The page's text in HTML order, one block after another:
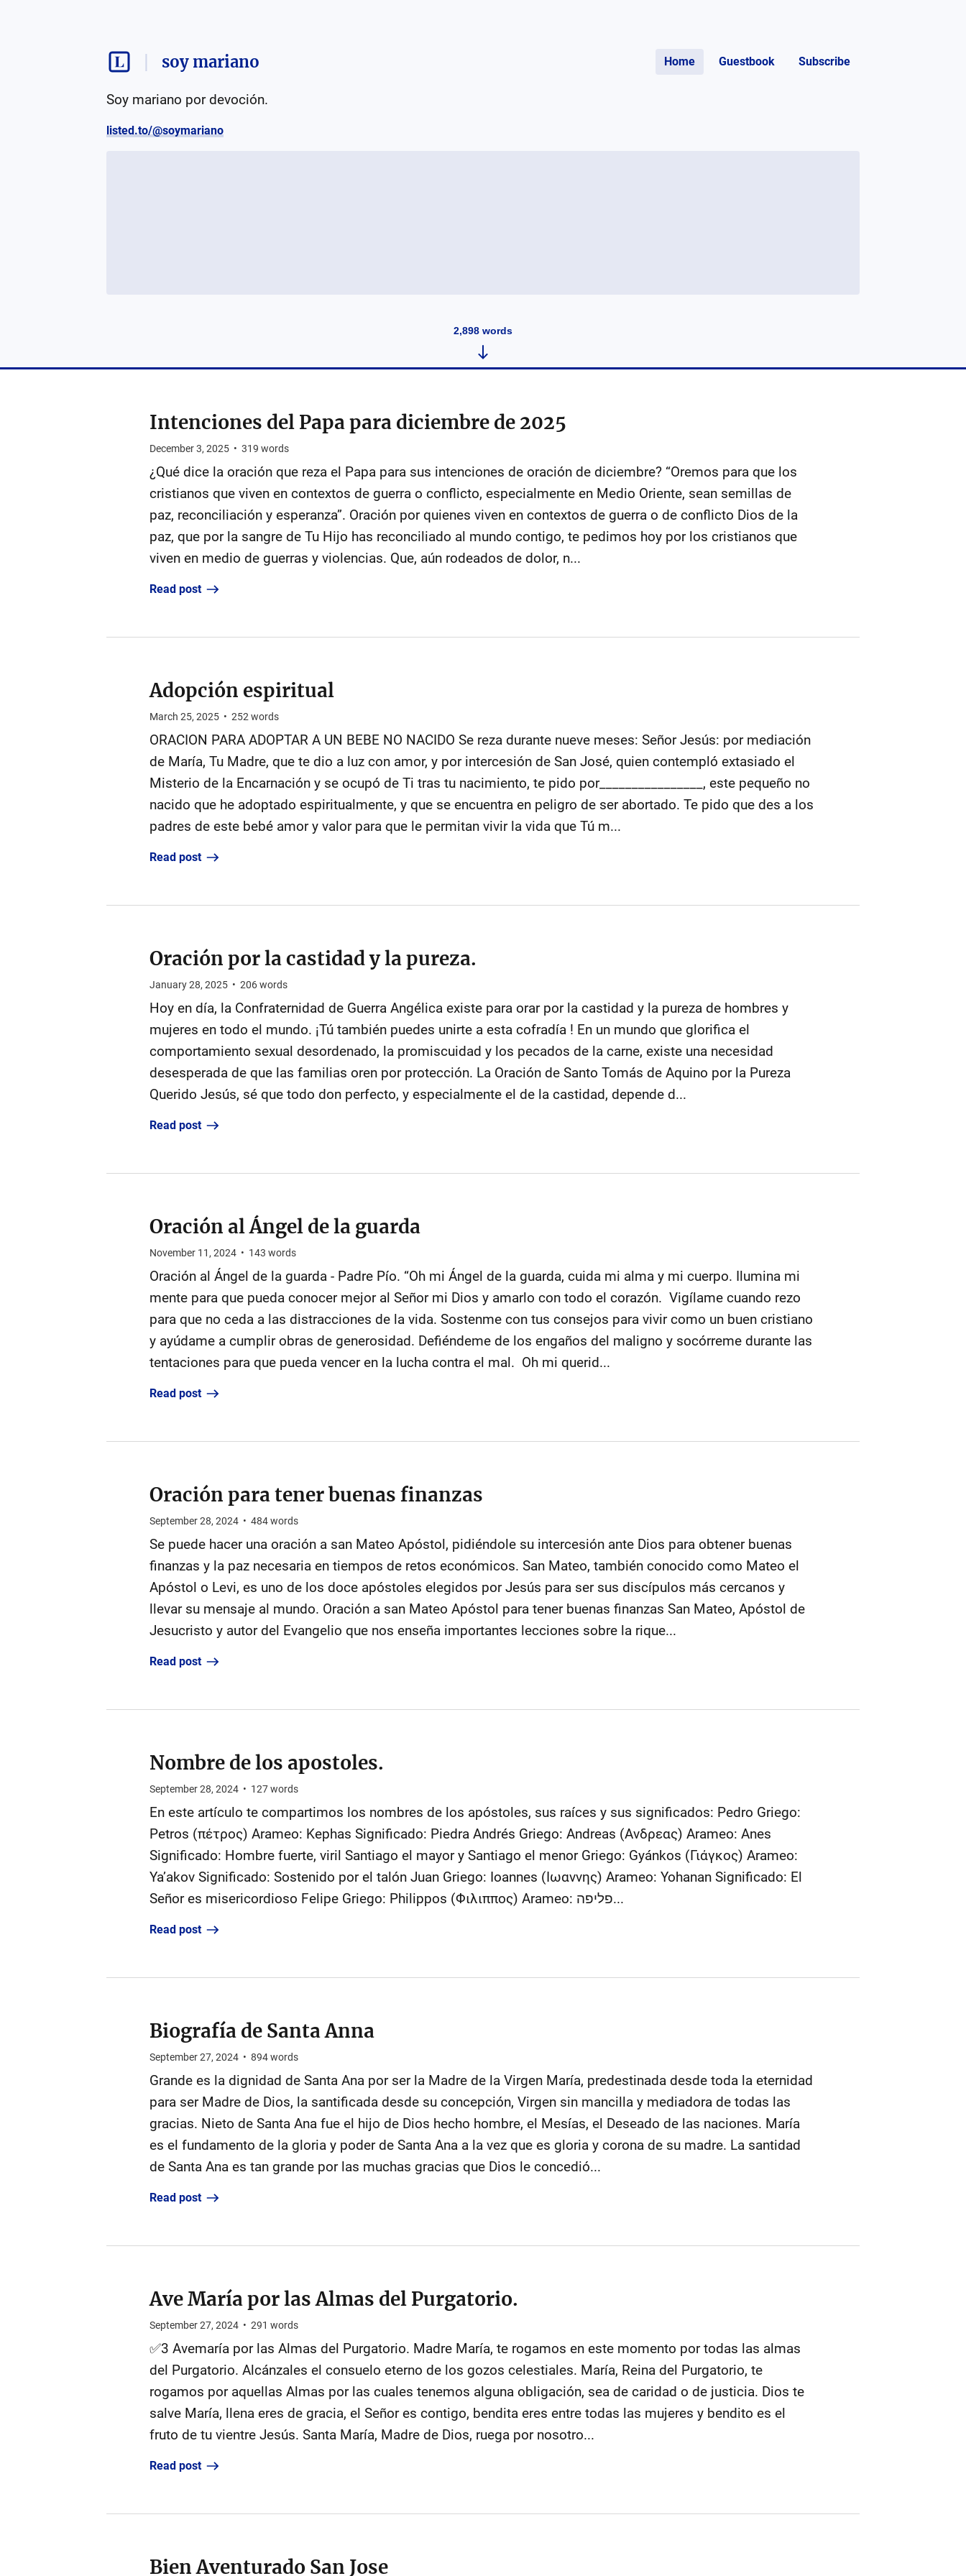
soy mariano Home Guestbook Subscribe
Soy mariano por devoción.
listed.to/@soymariano
2,898words
Intenciones del Papa para diciembre de 2025
December 3, 2025 • 319 words
¿Qué dice la oración que reza el Papa para sus intenciones de oración de diciembre? “Oremos para que los
cristianos que viven en contextos de guerra o conflicto, especialmente en Medio Oriente, sean semillas de
paz, reconciliación y esperanza”. Oración por quienes viven en contextos de guerra o de conflicto Dios de la
paz, que por la sangre de Tu Hijo has reconciliado al mundo contigo, te pedimos hoy por los cristianos que
viven en medio de guerras y violencias. Que, aún rodeados de dolor, n...
Read post
Adopción espiritual
March 25, 2025 • 252 words
ORACION PARA ADOPTAR A UN BEBE NO NACIDO Se reza durante nueve meses: Señor Jesús: por mediación
de María, Tu Madre, que te dio a luz con amor, y por intercesión de San José, quien contempló extasiado el
Misterio de la Encarnación y se ocupó de Ti tras tu nacimiento, te pido por________________, este pequeño no
nacido que he adoptado espiritualmente, y que se encuentra en peligro de ser abortado. Te pido que des a los
padres de este bebé amor y valor para que le permitan vivir la vida que Tú m...
Read post
Oración por la castidad y la pureza.
January 28, 2025 • 206words
Hoy en día, la Confraternidad de Guerra Angélica existe para orar por la castidad y la pureza de hombres y
mujeres en todo el mundo. ¡Tú también puedes unirte a esta cofradía ! En un mundo que glorifica el
comportamiento sexual desordenado, la promiscuidad y los pecados de la carne, existe una necesidad
desesperada de que las familias oren por protección. La Oración de Santo Tomás de Aquino por la Pureza
Querido Jesús, sé que todo don perfecto, y especialmente el de la castidad, depende d...
Read post
Oración al Ángel de la guarda
November 11, 2024 • 143 words
Oración al Ángel de la guarda - Padre Pío. “Oh mi Ángel de la guarda, cuida mi alma y mi cuerpo. Ilumina mi
mente para que pueda conocer mejor al Señor mi Dios y amarlo con todo el corazón. Vigílame cuando rezo
para que no ceda a las distracciones de la vida. Sostenme con tus consejos para vivir como un buen cristiano
y ayúdame a cumplir obras de generosidad. Defiéndeme de los engaños del maligno y socórreme durante las
tentaciones para que pueda vencer en la lucha contra el mal. Oh mi querid...
Read post
Oración para tener buenas finanzas
September 28, 2024 • 484words
Se puede hacer una oración a san Mateo Apóstol, pidiéndole su intercesión ante Dios para obtener buenas
finanzas y la paz necesaria en tiempos de retos económicos. San Mateo, también conocido como Mateo el
Apóstol o Levi, es uno de los doce apóstoles elegidos por Jesús para ser sus discípulos más cercanos y
llevar su mensaje al mundo. Oración a san Mateo Apóstol para tener buenas finanzas San Mateo, Apóstol de
Jesucristo y autor del Evangelio que nos enseña importantes lecciones sobre la rique...
Read post
Nombre de los apostoles.
September 28, 2024 • 127words
En este artículo te compartimos los nombres de los apóstoles, sus raíces y sus significados: Pedro Griego:
Petros (πέτρος) Arameo: Kephas Significado: Piedra Andrés Griego: Andreas (Ανδρεας) Arameo: Anes
Significado: Hombre fuerte, viril Santiago el mayor y Santiago el menor Griego: Gyánkos (Γιάγκος) Arameo:
Ya’akov Significado: Sostenido por el talón Juan Griego: Ioannes (Ιωαννης) Arameo: Yohanan Significado: El
Señor es misericordioso Felipe Griego: Philippos (Φιλιππος) Arameo: פליפה...
Read post
Biografía de Santa Anna
September 27, 2024 • 894words
Grande es la dignidad de Santa Ana por ser la Madre de la Virgen María, predestinada desde toda la eternidad
para ser Madre de Dios, la santificada desde su concepción, Virgen sin mancilla y mediadora de todas las
gracias. Nieto de Santa Ana fue el hijo de Dios hecho hombre, el Mesías, el Deseado de las naciones. María
es el fundamento de la gloria y poder de Santa Ana a la vez que es gloria y corona de su madre. La santidad
de Santa Ana es tan grande por las muchas gracias que Dios le concedió...
Read post
Ave María por las Almas del Purgatorio.
September 27, 2024 • 291 words
✅3 Avemaría por las Almas del Purgatorio. Madre María, te rogamos en este momento por todas las almas
del Purgatorio. Alcánzales el consuelo eterno de los gozos celestiales. María, Reina del Purgatorio, te
rogamos por aquellas Almas por las cuales tenemos alguna obligación, sea de caridad o de justicia. Dios te
salve María, llena eres de gracia, el Señor es contigo, bendita eres entre todas las mujeres y bendito es el
fruto de tu vientre Jesús. Santa María, Madre de Dios, ruega por nosotro...
Read post
Bien Aventurado San Jose